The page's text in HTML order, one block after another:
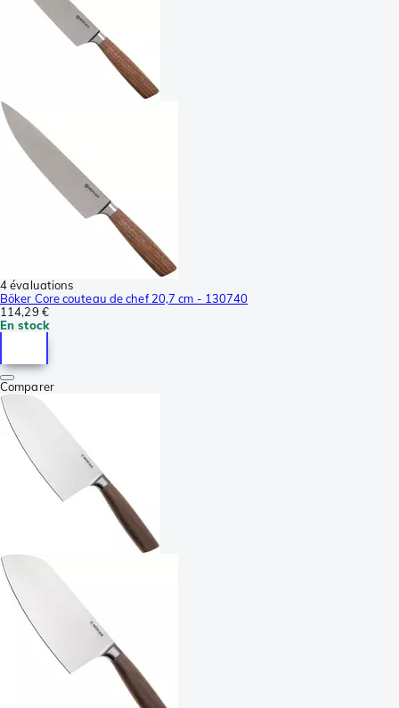
4 évaluations
Böker Core couteau de chef 20,7 cm - 130740
114,29 €
En stock
Comparer